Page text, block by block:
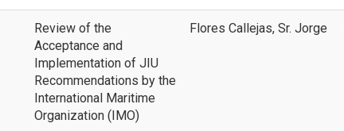
Review of the
Acceptance and
Implementation of JIU
Recommendations by the
International Maritime
Organization (IMO)
Flores Callejas, Sr. Jorge